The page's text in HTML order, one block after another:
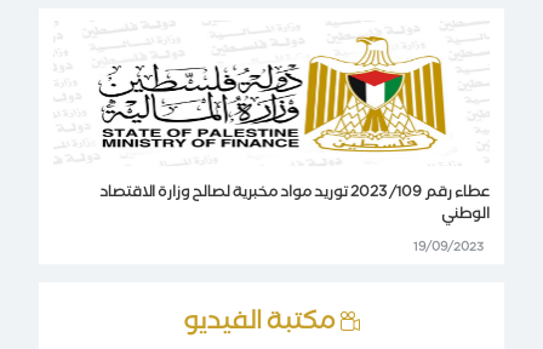
عطاء رقم 109/ 2023 توريد مواد مخبرية لصالح وزارة الاقتصاد
الوطني
19/09/2023
مكتبة الفيديو